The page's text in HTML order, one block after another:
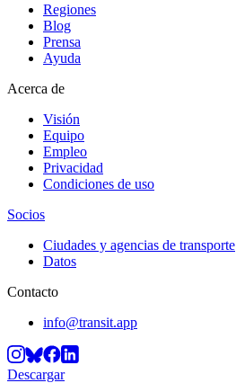
Regiones
Blog
Prensa
Ayuda
Acerca de
Visión
Equipo
Empleo
Privacidad
Condiciones de uso
Socios
Ciudades y agencias de transporte
Datos
Contacto
info@transit.app
Descargar